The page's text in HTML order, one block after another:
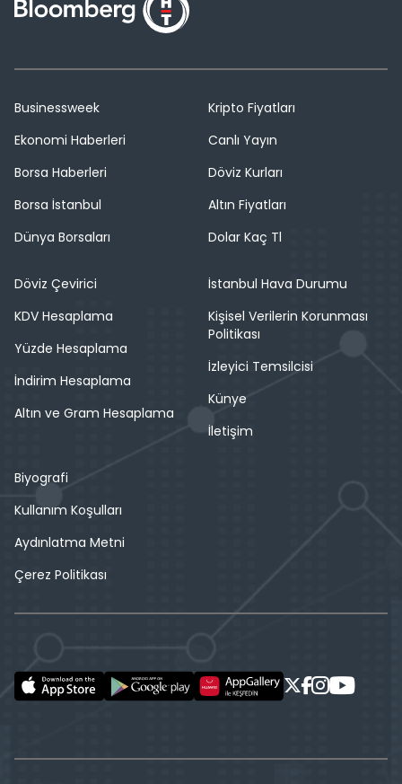
Businessweek
Ekonomi Haberleri
Borsa Haberleri
Borsa İstanbul
Dünya Borsaları
Kripto Fiyatları
Canlı Yayın
Döviz Kurları
Altın Fiyatları
Dolar Kaç Tl
Döviz Çevirici
KDV Hesaplama
Yüzde Hesaplama
İndirim Hesaplama
Altın ve Gram Hesaplama
İstanbul Hava Durumu
Kişisel Verilerin Korunması
Politikası
İzleyici Temsilcisi
Künye
İletişim
Biyografi
Kullanım Koşulları
Aydınlatma Metni
Çerez Politikası